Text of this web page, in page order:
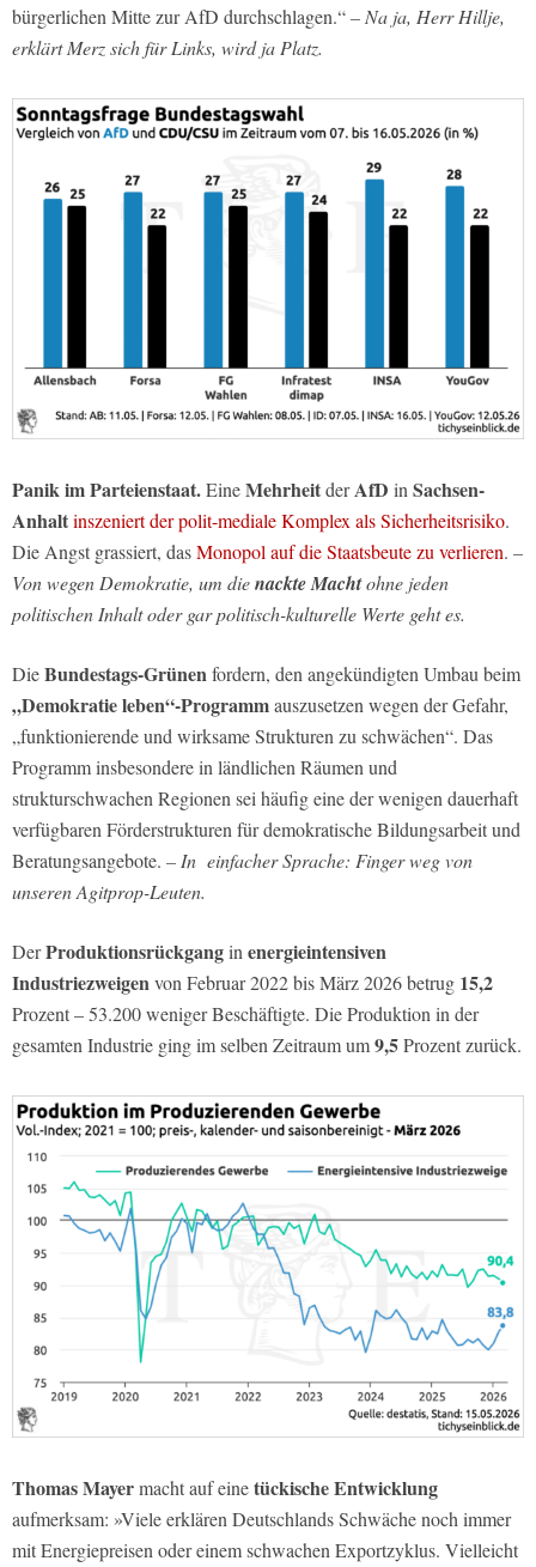
bürgerlichen Mitte zur AfD durchschlagen.“– Na ja, Herr Hillje,
erklärt Merz sich für Links, wird ja Platz.
Panik im Parteienstaat.EineMehrheitderAfD inSachsen-
Anhaltinszeniert der polit-mediale Komplex als Sicherheitsrisiko.
Die Angst grassiert, dasMonopol auf die Staatsbeute zu verlieren. –
Von wegen Demokratie, um dienackte Machtohne jeden
politischen Inhalt oder gar politisch-kulturelle Werte geht es.
DieBundestags-Grünenfordern, den angekündigten Umbau beim
„Demokratieleben“-Programmauszusetzen wegen der Gefahr,
„funktionierende und wirksame Strukturen zu schwächen“. Das
Programm insbesondere in ländlichen Räumen und
strukturschwachen Regionen sei häufig eine der wenigen dauerhaft
verfügbaren Förderstrukturen für demokratische Bildungsarbeit und
Beratungsangebote. – In einfacher Sprache: Finger weg von
unseren Agitprop-Leuten.
DerProduktionsrückganginenergieintensiven
Industriezweigenvon Februar 2022 bis März 2026 betrug 15,2
Prozent – 53.200 weniger Beschäftigte. Die Produktion in der
gesamten Industrie ging im selben Zeitraum um9,5Prozent zurück.
Thomas Mayermacht auf einetückische Entwicklung
aufmerksam: »Viele erklären Deutschlands Schwäche noch immer
mit Energiepreisen oder einem schwachen Exportzyklus. Vielleicht